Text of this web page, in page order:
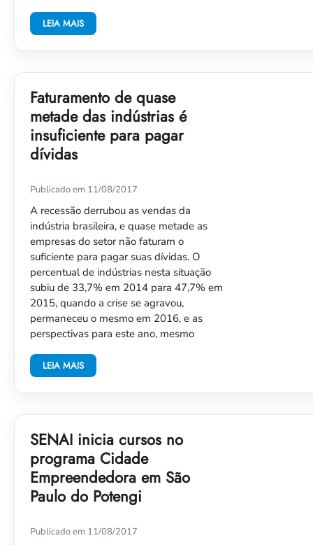
LEIA MAIS
Faturamento de quase
metade das indústrias é
insuficiente para pagar
dívidas
Publicado em 11/08/2017
A recessão derrubou as vendas da
indústria brasileira, e quase metade as
empresas do setor não faturam o
suficiente para pagar suas dívidas. O
percentual de indústrias nesta situação
subiu de 33,7% em 2014 para 47,7% em
2015, quando a crise se agravou,
permaneceu o mesmo em 2016, e as
perspectivas para este ano, mesmo
LEIA MAIS
SENAI inicia cursos no
programa Cidade
Empreendedora em São
Paulo do Potengi
Publicado em 11/08/2017